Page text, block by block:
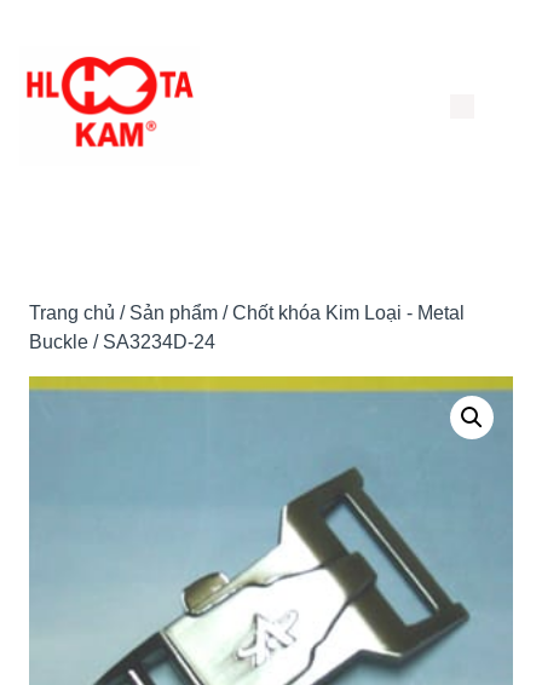
đến
Trang chủ / Sản phẩm /Chốt khóa Kim Loại - Metal
Buckle / SA3234D-24